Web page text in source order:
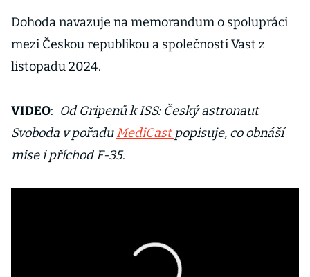
Dohoda navazuje na memorandum o spolupráci
mezi Českou republikou a společností Vast z
listopadu 2024.
VIDEO: Od Gripenů k ISS: Český astronaut
Svoboda v pořaduMediCastpopisuje, co obnáší
mise i příchod F-35.